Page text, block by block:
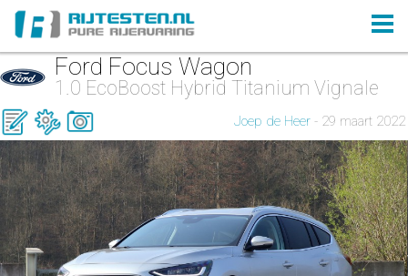
Ford Focus Wagon
1.0 EcoBoost Hybrid Titanium Vignale
Joep de Heer - 29 maart 2022